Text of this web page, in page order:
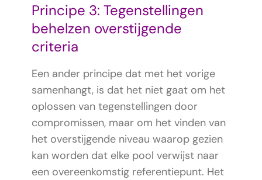
Principe 3: Tegenstellingen
behelzen overstijgende
criteria
Een ander principe dat met het vorige
samenhangt, is dat het niet gaat om het
oplossen van tegenstellingen door
compromissen, maar om het vinden van
het overstijgende niveau waarop gezien
kan worden dat elke pool verwijst naar
een overeenkomstig referentiepunt. Het